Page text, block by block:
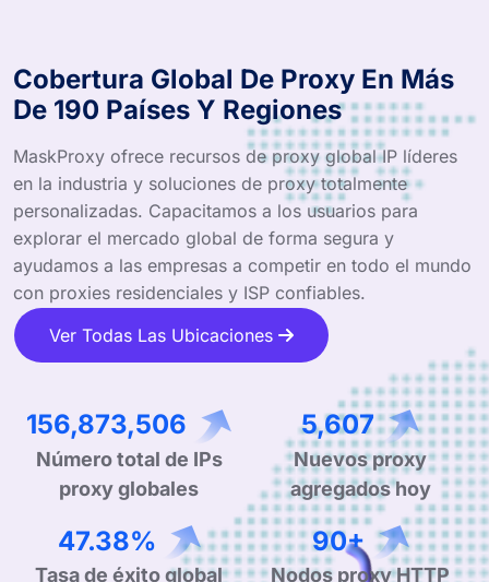
Cobertura Global De Proxy En Más
De 190 Países Y Regiones
MaskProxy ofrece recursos de proxy global IP líderes
en la industria y soluciones de proxy totalmente
personalizadas. Capacitamos a los usuarios para
explorar el mercado global de forma segura y
ayudamos a las empresas a competir en todo el mundo
con proxies residenciales y ISP confiables.
Ver Todas Las Ubicaciones
303,919,670
Número total de IPs
proxy globales
10,864
Nuevos proxy
agregados hoy
93.96%
Tasa de éxito global
177+
Nodos proxy HTTP